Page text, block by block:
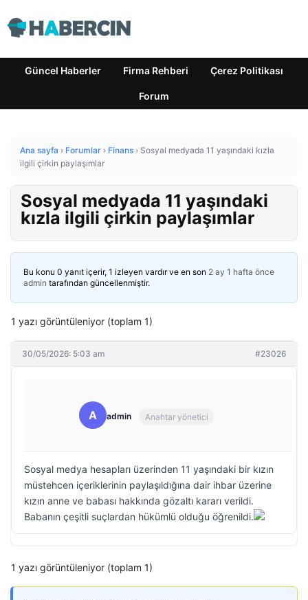
Güncel Haberler Firma Rehberi Çerez Politikası
Forum
Ana sayfa › Forumlar › Finans › Sosyal medyada 11 yaşındaki kızla
ilgili çirkin paylaşımlar
Sosyal medyada 11 yaşındaki
kızla ilgili çirkin paylaşımlar
Bu konu 0 yanıt içerir, 1 izleyen vardır ve en son 2 ay 1 hafta önce
admin tarafından güncellenmiştir.
1 yazı görüntüleniyor (toplam 1)
30/05/2026: 5:03 am #23026
A admin Anahtar yönetici
Sosyal medya hesapları üzerinden 11 yaşındaki bir kızın
müstehcen içeriklerinin paylaşıldığına dair ihbar üzerine
kızın anne ve babası hakkında gözaltı kararı verildi.
Babanın çeşitli suçlardan hükümlü olduğu öğrenildi.
1 yazı görüntüleniyor (toplam 1)